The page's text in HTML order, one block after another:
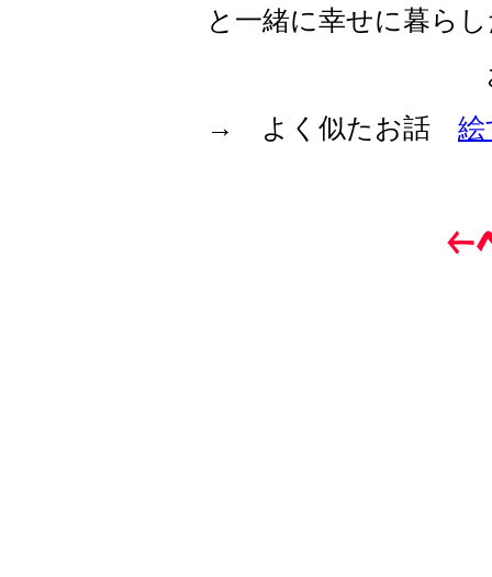
と一緒に幸せに暮ら
→ よく似たお話 絵